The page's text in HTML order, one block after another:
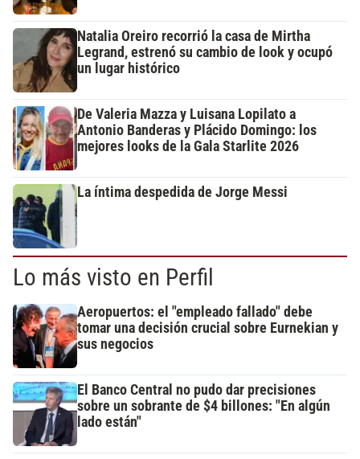
Natalia Oreiro recorrió la casa de Mirtha
Legrand, estrenó su cambio de look y ocupó
un lugar histórico
De Valeria Mazza y Luisana Lopilato a
Antonio Banderas y Plácido Domingo: los
mejores looks de la Gala Starlite 2026
La íntima despedida de Jorge Messi
Lo más visto en Perfil
Aeropuertos: el "empleado fallado" debe
tomar una decisión crucial sobre Eurnekian y
sus negocios
El Banco Central no pudo dar precisiones
sobre un sobrante de $4 billones: "En algún
lado están"